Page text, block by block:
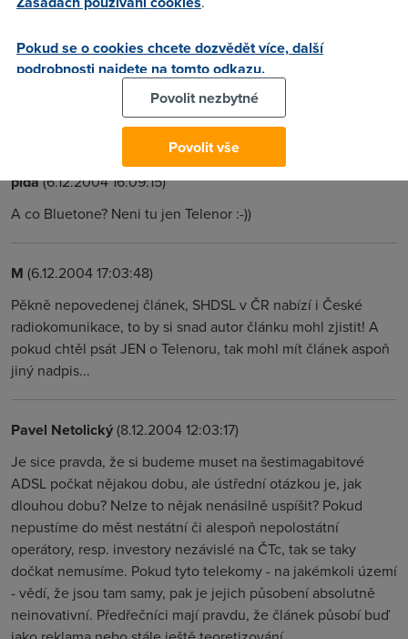
linek dostupnych u GTS a TN zni pekne presto je to
jen teoreticky planovane. Zkratka tento clanek mel vyjit tak
zhruba za 1 az 2 roky kdy se zmeni teorie v praxi, az buhe
sceho vybirat.A Ctc prestane zdrzovat s pristupnenim
mistnich smycek pro ostatni spolecnosti.
pida(6.12.2004 16:09:15)
A co Bluetone? Neni tu jen Telenor :-))
M (6.12.2004 17:03:48)
Pěkně nepovedenej článek, SHDSL v ČR nabízí i České
radiokomunikace, to by si snad autor článku mohl zjistit! A
pokud chtěl psát JEN o Telenoru, tak mohl mít článek aspoň
jiný nadpis...
Pavel Netolický(8.12.2004 12:03:17)
Je sice pravda, že si budeme muset na šestimagabitové
ADSL počkat nějakou dobu, ale ústřední otázkou je, jak
dlouhou dobu? Nelze to nějak nenásilně uspíšit? Pokud
nepustíme do měst nestátní či alespoň nepolostátní
operátory, resp. investory nezávislé na ČTc, tak se taky
dočkat nemusíme. Pokud tyto telekomy - na jakémkoli území
- vědí, že jsou tam samy, pak je jejich působení absolutně
neinovativní. Předřečníci mají pravdu, že článek působí buď
Pokud se o cookies chcete dozvědět více, další
podrobnosti najdete na tomto odkazu.
Povolit nezbytné
Povolit vše